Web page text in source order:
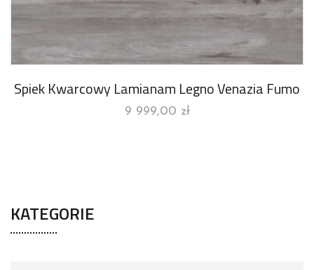
Spiek Kwarcowy Lamianam Legno Venazia Fumo
9 999,00 zł
KATEGORIE